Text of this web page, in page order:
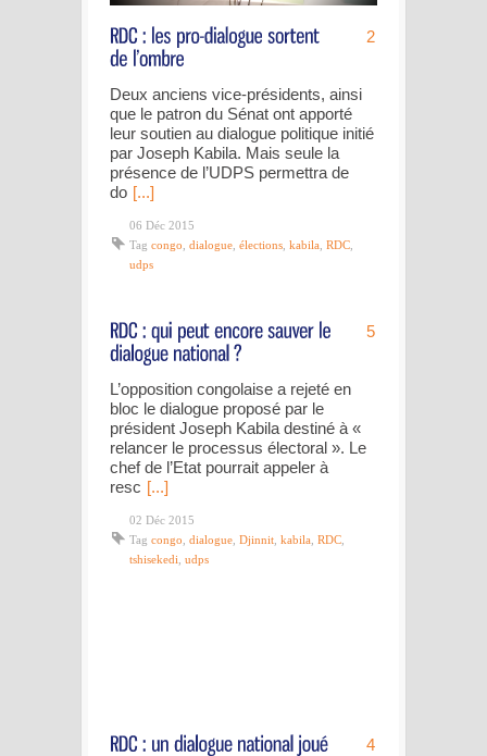
2
Deux anciens vice-présidents, ainsi
que le patron du Sénat ont apporté
leur soutien au dialogue politique initié
par Joseph Kabila. Mais seule la
présence de l’UDPS permettra de
do [...]
06 Déc 2015
Tag congo dialogue élections kabila RDC
udps
5
L’opposition congolaise a rejeté en
bloc le dialogue proposé par le
président Joseph Kabila destiné à «
relancer le processus électoral ». Le
chef de l’Etat pourrait appeler à
resc [...]
02 Déc 2015
Tag congo dialogue Djinnit kabila RDC
tshisekedi udps
4